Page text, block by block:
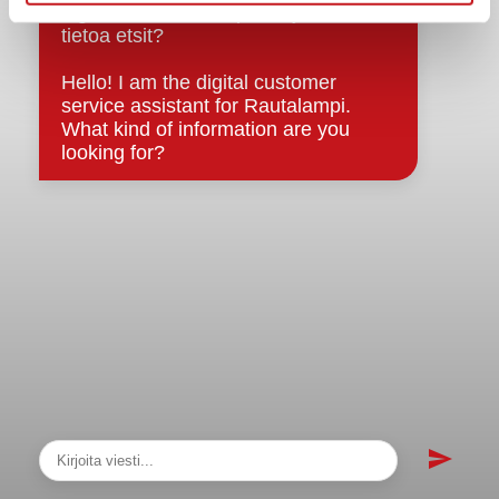
sopimukset
Asiakirjajulkisuuskuvaus
Evästeet
Saavutettavuusseloste
Tietosuoja
Tietosuojaselosteet